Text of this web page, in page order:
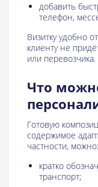
добавить
телефон,
Визитку удобно
клиенту не
или перевозчика.
Что
Готовую
содержимое
частности, можно:
кратко
транспорт;